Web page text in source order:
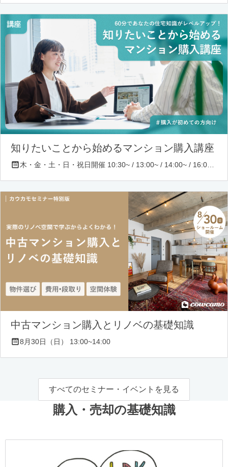
知りたいことから始めるマンション購入講座
中古マンション購入とリノベの基礎知識
8月30日（日） 13:00~14:00
すべてのセミナー・イベントを見る
購入・売却の基礎知識